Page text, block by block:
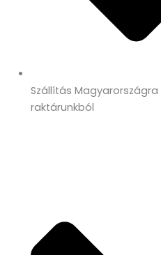
Szállítás
raktárunkból